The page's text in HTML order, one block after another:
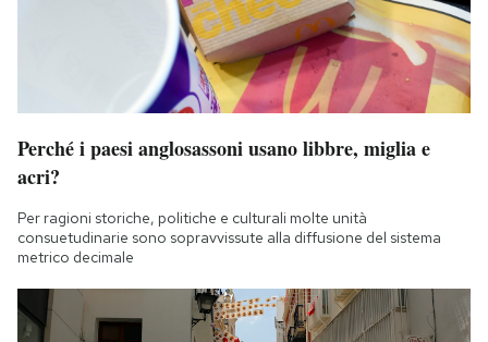
Perché i paesi anglosassoni usano libbre, miglia e
acri?
Per ragioni storiche, politiche e culturali molte unità
consuetudinarie sono sopravvissute alla diffusione del sistema
metrico decimale